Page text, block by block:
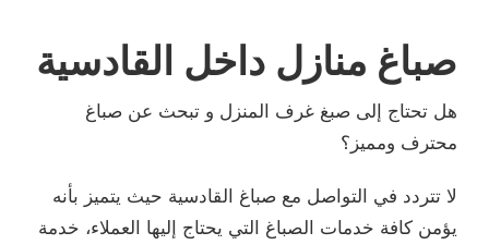
صباغ منازل داخل القادسية
هل تحتاج إلى صبغ غرف المنزل و تبحث عن صباغ
محترف ومميز؟
لا تتردد في التواصل مع صباغ القادسية حيث يتميز بأنه
يؤمن كافة خدمات الصباغ التي يحتاج إليها العملاء، خدمة